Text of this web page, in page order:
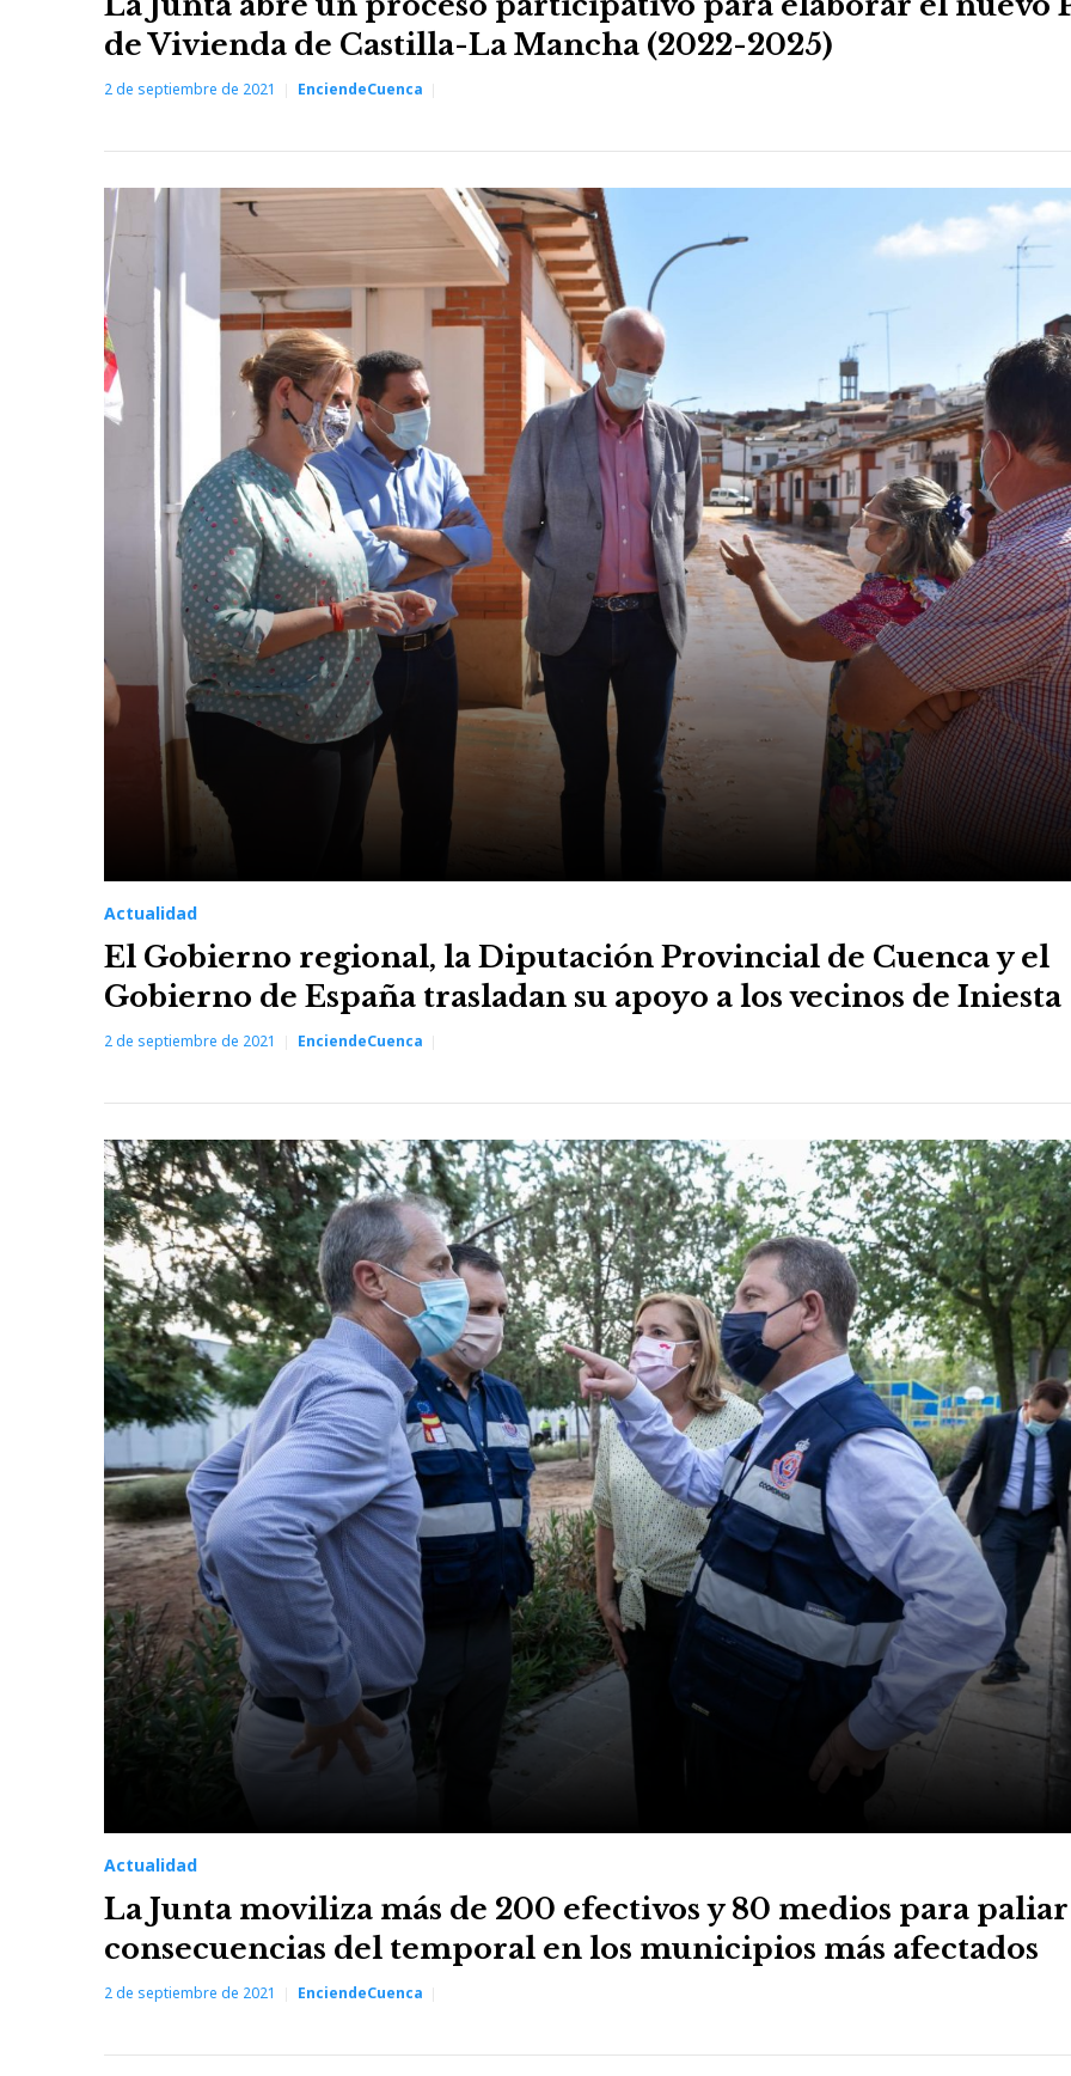
de Vivienda de Castilla-La Mancha (2022-2025)
2 de septiembre de 2021 EnciendeCuenca
Actualidad
El Gobierno regional, la Diputación Provincial de Cuenca y el
Gobierno de España trasladan su apoyo a los vecinos de Iniesta
2 de septiembre de 2021 EnciendeCuenca
Actualidad
La Junta moviliza más de 200 efectivos y 80 medios para paliar
consecuencias del temporal en los municipios más afectados
2 de septiembre de 2021 EnciendeCuenca